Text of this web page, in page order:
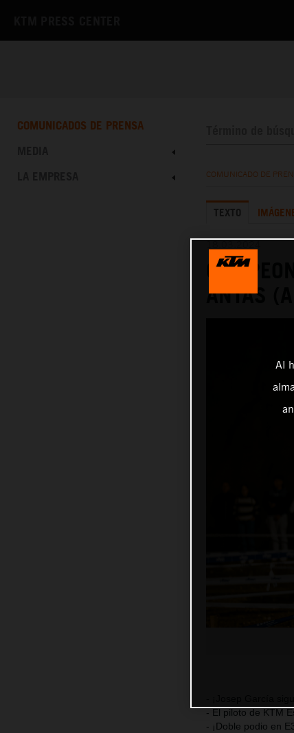
COMUNICADOS DE PRENSA
COMUNICADO DE
TEXTO
ANTAS
- El piloto de KTM
- ¡Doble podio en
Al